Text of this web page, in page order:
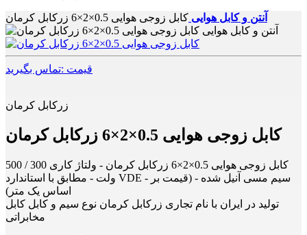
آنتن و کابل هوایی کابل زوجی هوایی 0.5×2×6 زرکابل کرمان
قیمت :تماس بگیرید
زرکابل کرمان
کابل زوجی هوایی 0.5×2×6 زرکابل کرمان
کابل زوجی هوایی 0.5×2×6 زرکابل کرمان - ولتاژ کاری 300 / 500
ولت - مطابق با استاندارد VDE - سیم مسی آنیل شده - (قیمت بر
اساس یک متر)
تولید در ایران با نام تجاری زرکابل کرمان نوع سیم و کابل کابل
مخابراتی